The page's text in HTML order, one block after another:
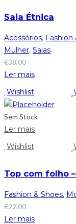
Saia Étnica
Acessórios, Fashion
Mulher, Saias
€38,00
Ler mais
Wishlist
Sem Stock
Ler mais
Wishlist
Top com folho –
Fashion & Shoes,
€22,00
Ler mais